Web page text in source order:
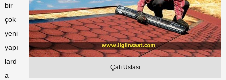
Çatı Ustası
bir
çok
yeni
yapı
lard
a